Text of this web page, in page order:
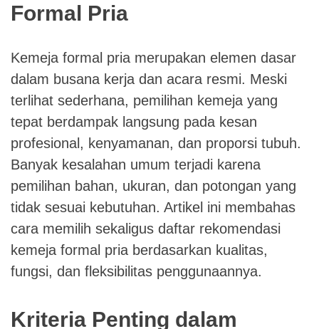
Formal Pria
Kemeja formal pria merupakan elemen dasar
dalam busana kerja dan acara resmi. Meski
terlihat sederhana, pemilihan kemeja yang
tepat berdampak langsung pada kesan
profesional, kenyamanan, dan proporsi tubuh.
Banyak kesalahan umum terjadi karena
pemilihan bahan, ukuran, dan potongan yang
tidak sesuai kebutuhan. Artikel ini membahas
cara memilih sekaligus daftar rekomendasi
kemeja formal pria berdasarkan kualitas,
fungsi, dan fleksibilitas penggunaannya.
Kriteria Penting dalam